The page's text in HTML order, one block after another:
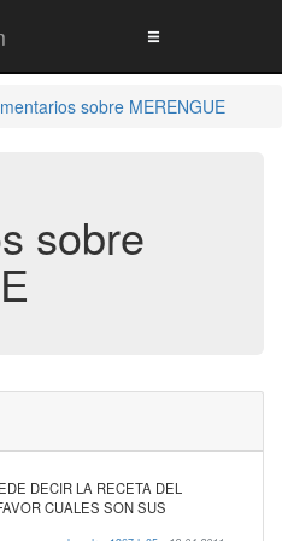
sobre MERENGUE
sobre
DECIR LA RECETA DEL
CUALES SON SUS